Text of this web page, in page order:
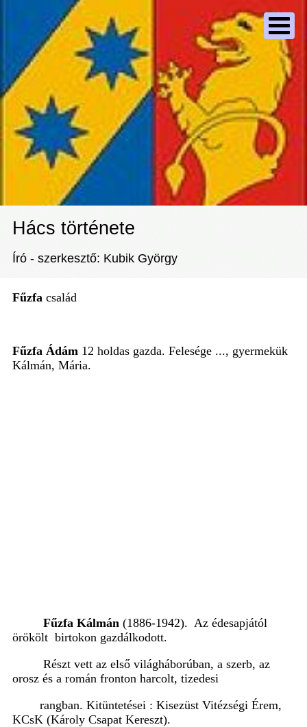
Hács története
Író - szerkesztő: Kubik György
Fűzfa család
Fűzfa Ádám 12 holdas gazda. Felesége ..., gyermekük
Kálmán, Mária.
Fűzfa Kálmán (1886-1942). Az édesapjától
örökölt birtokon gazdálkodott.
Részt vett az első világháborúban, a szerb, az
orosz és a román fronton harcolt, tizedesi
rangban. Kitüntetései : Kisezüst Vitézségi Érem,
KCsK (Károly Csapat Kereszt).